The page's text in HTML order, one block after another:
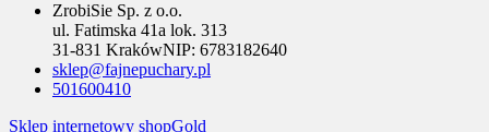
ZrobiSie Sp. z o.o.
ul. Fatimska 41a lok. 313
31-831 KrakówNIP: 6783182640
sklep@fajnepuchary.pl
501600410
Sklep internetowy shopGold